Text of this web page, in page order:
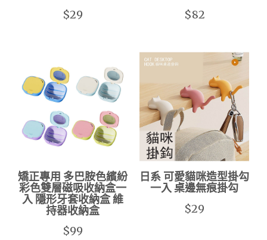
$29 $82
矯正專用 多巴胺色繽紛
彩色雙層磁吸收納盒一
入 隱形牙套收納盒 維
持器收納盒
$99
日系 可愛貓咪造型掛勾
一入 桌邊無痕掛勾
$29